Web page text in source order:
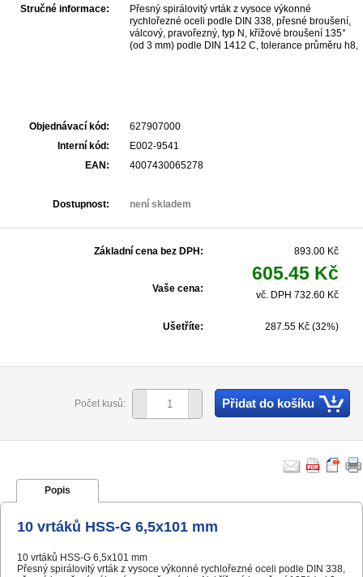
Stručné informace:
Přesný spirálovitý vrták z vysoce výkonné
rychlořezné oceli podle DIN 338, přesné broušení,
válcový, pravořezný, typ N, křížové broušení 135°
(od 3 mm) podle DIN 1412 C, tolerance průměru h8,
N/mm².
Objednávací kód:
627907000
Interní kód:
E002-9541
EAN:
4007430065278
Dostupnost: není skladem
Základní cena bez DPH: 893.00 Kč
Vaše cena:
605.45 Kč
vč. DPH 732.60 Kč
Ušetříte: 287.55 Kč (32%)
Počet kusů: Přidat do košíku
Popis
10 vrtáků HSS-G 6,5x101 mm
10 vrtáků HSS-G 6,5x101 mm
Přesný spirálovitý vrták z vysoce výkonné rychlořezné oceli podle DIN 338,